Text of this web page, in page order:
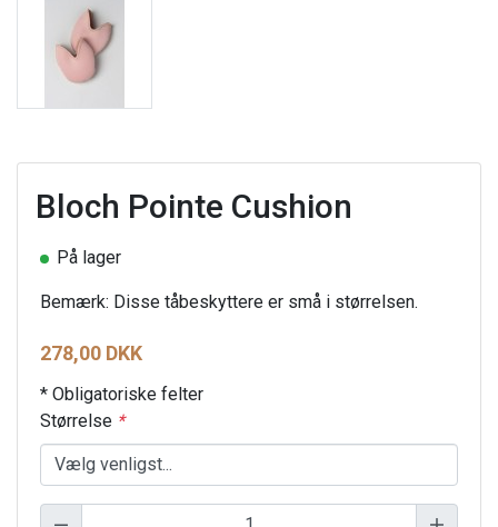
Bloch Pointe Cushion
På lager
Bemærk: Disse tåbeskyttere er små i størrelsen.
278,00 DKK
* Obligatoriske felter
Størrelse *